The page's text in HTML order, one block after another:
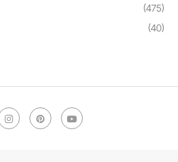
(475)
(40)